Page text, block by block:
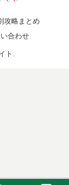
攻略まとめ
合わせ
ト.